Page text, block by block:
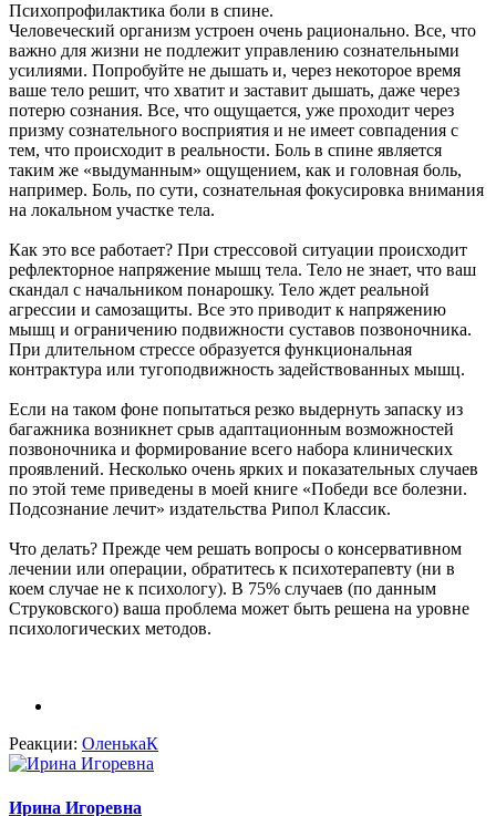
Психопрофилактика боли в спине.
Человеческий организм устроен очень рационально. Все, что
важно для жизни не подлежит управлению сознательными
усилиями. Попробуйте не дышать и, через некоторое время
ваше тело решит, что хватит и заставит дышать, даже через
потерю сознания. Все, что ощущается, уже проходит через
призму сознательного восприятия и не имеет совпадения с
тем, что происходит в реальности. Боль в спине является
таким же «выдуманным» ощущением, как и головная боль,
например. Боль, по сути, сознательная фокусировка внимания
на локальном участке тела.
Как это все работает? При стрессовой ситуации происходит
рефлекторное напряжение мышц тела. Тело не знает, что ваш
скандал с начальником понарошку. Тело ждет реальной
агрессии и самозащиты. Все это приводит к напряжению
мышц и ограничению подвижности суставов позвоночника.
При длительном стрессе образуется функциональная
контрактура или тугоподвижность задействованных мышц.
Если на таком фоне попытаться резко выдернуть запаску из
багажника возникнет срыв адаптационным возможностей
позвоночника и формирование всего набора клинических
проявлений. Несколько очень ярких и показательных случаев
по этой теме приведены в моей книге «Победи все болезни.
Подсознание лечит» издательства Рипол Классик.
Что делать? Прежде чем решать вопросы о консервативном
лечении или операции, обратитесь к психотерапевту (ни в
коем случае не к психологу). В 75% случаев (по данным
Струковского) ваша проблема может быть решена на уровне
психологических методов.
Реакции: ОленькаК
Ирина Игоревна